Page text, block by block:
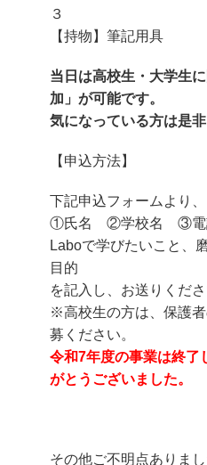
３
【持物】筆記用具
当日は高校生・大学生
加」が可能です。
気になっている方は是
【申込方法】
下記申込フォームより、
①氏名 ②学校名 ③電
Laboで学びたいこと、
目的
を記入し、お送りくださ
※高校生の方は、保護
募ください。
令和7年度の事業は終了
がとうございました。
その他ご不明点ありま